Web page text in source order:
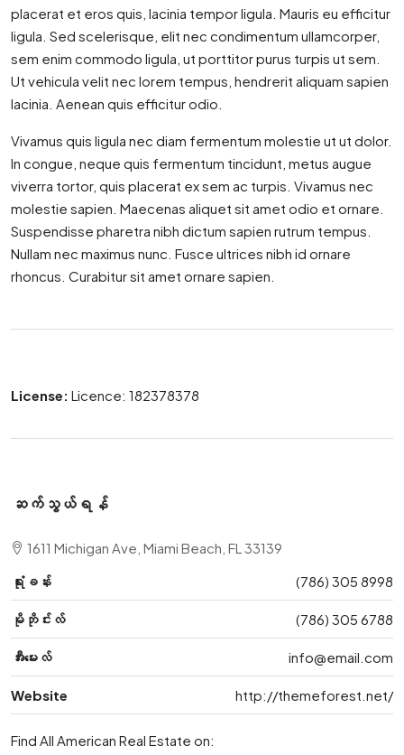
placerat et eros quis, lacinia tempor ligula. Mauris eu efficitur
ligula. Sed scelerisque, elit nec condimentum ullamcorper,
sem enim commodo ligula, ut porttitor purus turpis ut sem.
Ut vehicula velit nec lorem tempus, hendrerit aliquam sapien
lacinia. Aenean quis efficitur odio.
Vivamus quis ligula nec diam fermentum molestie ut ut dolor.
In congue, neque quis fermentum tincidunt, metus augue
viverra tortor, quis placerat ex sem ac turpis. Vivamus nec
molestie sapien. Maecenas aliquet sit amet odio et ornare.
Suspendisse pharetra nibh dictum sapien rutrum tempus.
Nullam nec maximus nunc. Fusce ultrices nibh id ornare
rhoncus. Curabitur sit amet ornare sapien.
License: Licence: 182378378
ဆက်သွယ်ရန်
1611 Michigan Ave, Miami Beach, FL 33139
ရုံးခန်း
(786) 305 8998
မိုဘိုင်းလ် (786) 305 6788
အီးမေးလ် info@email.com
Website http://themeforest.net/
Find All American Real Estate on: